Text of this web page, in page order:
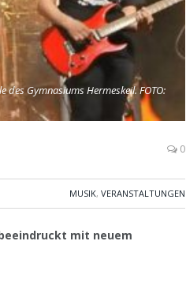
Gymnasiums Hermeskeil. FOTO:
0
MUSIK, VERANSTALTUNGEN
mit neuem